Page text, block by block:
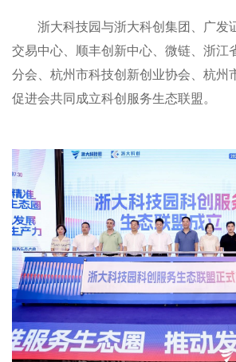
浙大科技园与浙大科创集团、广发
交易中心、顺丰创新中心、微链、浙江
分会、杭州市科技创新创业协会、杭州
促进会共同成立科创服务生态联盟。